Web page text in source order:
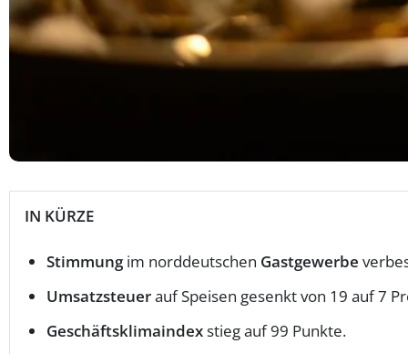
IN KÜRZE
Stimmungim norddeutschen Gastgewerbe
Umsatzsteuerauf Speisen gesenkt von 19 auf 7
Geschäftsklimaindexstieg auf 99 Punkte.